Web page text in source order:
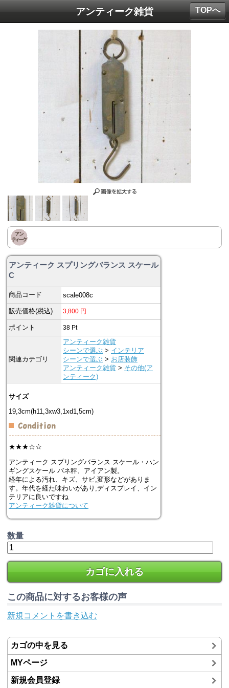
アンティーク雑貨
アンティーク スプリングバランス スケール
C
商品コード scale008c
販売価格(税込) 3,800 円
ポイント 38 Pt
関連カテゴリ
アンティーク雑貨
シーンで選ぶ > インテリア
シーンで選ぶ > お店装飾
アンティーク雑貨 > その他(ア
ンティーク)
サイズ
19,3cm(h11,3xw3,1xd1,5cm)
★★★☆☆
アンティーク スプリングバランス スケール・ハン
ギングスケール バネ秤、アイアン製。
経年による汚れ、キズ、サビ,変形などがありま
す。年代を経た味わいがあり,ディスプレイ、イン
テリアに良いですね
アンティーク雑貨について
数量
カゴに入れる
この商品に対するお客様の声
新規コメントを書き込む
カゴの中を見る
MYページ
新規会員登録
TOPへ